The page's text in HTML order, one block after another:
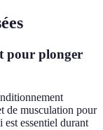
pour plonger
de musculation pour
essentiel durant